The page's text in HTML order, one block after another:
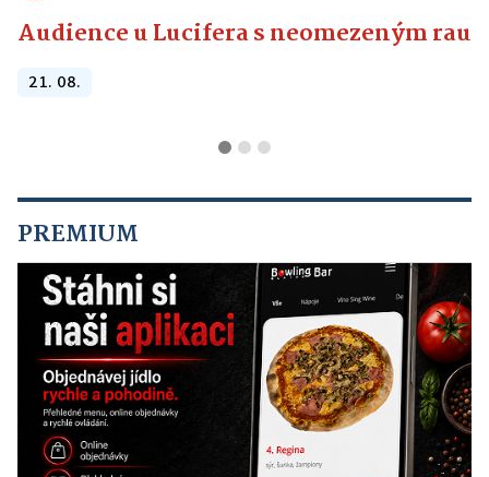
Audience u Lucifera s neomezeným
21. 08.
PREMIUM